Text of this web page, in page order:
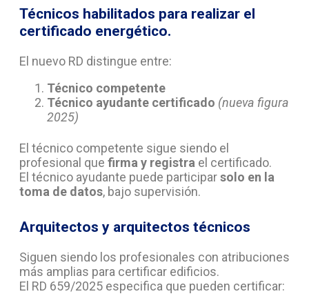
Técnicos habilitados para realizar el
certificado energético.
El nuevo RD distingue entre:
Técnico competente
Técnico ayudante certificado (nueva figura
2025)
El técnico competente sigue siendo el
profesional que firma y registra el certificado.
El técnico ayudante puede participarsolo en la
toma de datos, bajo supervisión.
Arquitectos y arquitectos técnicos
Siguen siendo los profesionales con atribuciones
más amplias para certificar edificios.
El RD 659/2025 especifica que pueden certificar: